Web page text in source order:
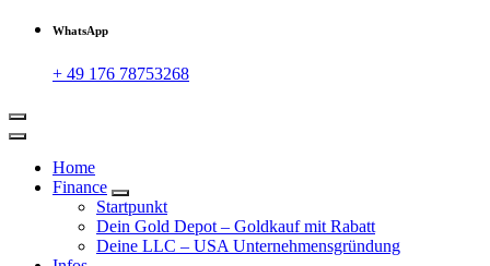
WhatsApp
+ 49 176 78753268
Home
Finance
Startpunkt
Dein Gold Depot – Goldkauf mit Rabatt
Deine LLC – USA Unternehmensgründung